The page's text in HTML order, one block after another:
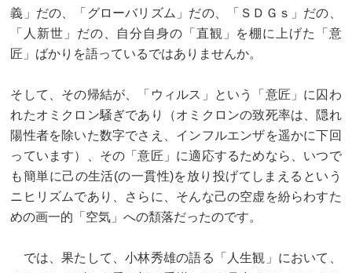
義」だの、「グローバリズム」だの、「ＳＤＧｓ」だの、
「人新世」だの、自分自身の「直観」を棚に上げた「意
匠」ばかりを語っているではありませんか。
そして、その帰結が、「ウィルス」という「意匠」に囚わ
れたオミクロン騒ぎであり（オミクロンの致死率は、隠れ
陽性者を除いた数字でさえ、インフルエンザを遥かに下回
っています）、その「意匠」に適応するためなら、いつで
も簡単に己の生活(の一貫性)を放り投げてしまえるという
ニヒリズムであり、さらに、そんな己の空虚を紛らわすた
めの画一的「空気」への頽落だったのです。
では、果たして、小林秀雄の語る「人生観」において、